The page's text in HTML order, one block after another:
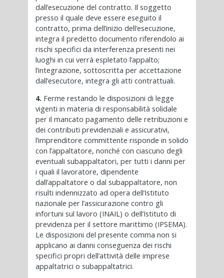
dall’esecuzione del contratto. Il soggetto
presso il quale deve essere eseguito il
contratto, prima dell’inizio dell’esecuzione,
integra il predetto documento riferendolo ai
rischi specifici da interferenza presenti nei
luoghi in cui verrà espletato l’appalto;
l’integrazione, sottoscritta per accettazione
dall’esecutore, integra gli atti contrattuali.
4. Ferme restando le disposizioni di legge
vigenti in materia di responsabilità solidale
per il mancato pagamento delle retribuzioni e
dei contributi previdenziali e assicurativi,
l’imprenditore committente risponde in solido
con l’appaltatore, nonché con ciascuno degli
eventuali subappaltatori, per tutti i danni per
i quali il lavoratore, dipendente
dall’appaltatore o dal subappaltatore, non
risulti indennizzato ad opera dell’Istituto
nazionale per l’assicurazione contro gli
infortuni sul lavoro (INAIL) o dell’Istituto di
previdenza per il settore marittimo (IPSEMA).
Le disposizioni del presente comma non si
applicano ai danni conseguenza dei rischi
specifici propri dell’attività delle imprese
appaltatrici o subappaltatrici.